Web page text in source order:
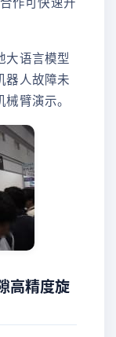
大语言模型
器人故障未
臂演示。
高精度旋